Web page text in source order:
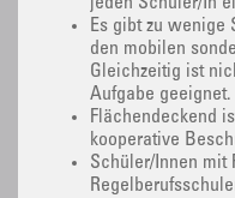
jeden Schüler/In
Es gibt zu wenige
den mobilen
Gleichzeitig ist
Aufgabe geeignet.
Flächendeckend
kooperative
Schüler/Innen mit